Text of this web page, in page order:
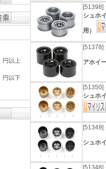
円以上
円以下
[51398]
シュホ
用）
[51378]
アホイ
[51350]
シュホ
[51349]
シュホ
[51348]